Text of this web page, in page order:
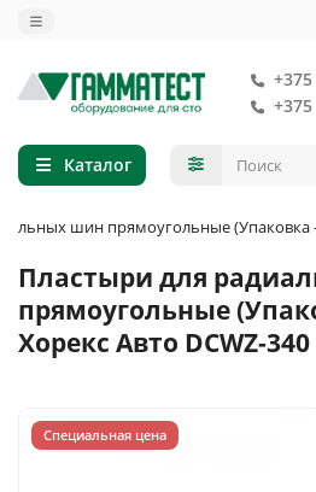
Каталог
шин прямоугольные (Упаковка
Пластыри для
прямоугольные
Хорекс Авто DCWZ-340
Специальная цена